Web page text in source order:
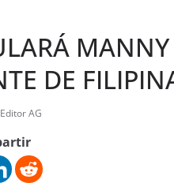
DE
Editor AG